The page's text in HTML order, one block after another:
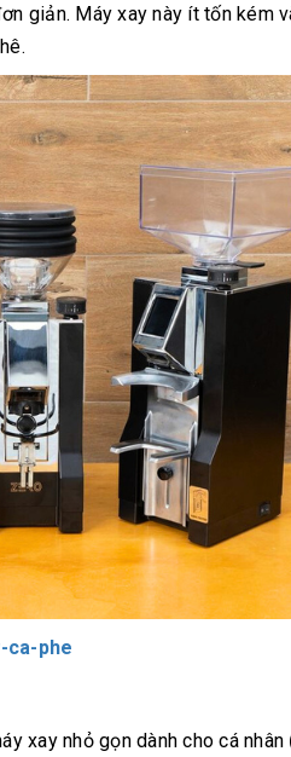
giản. Máy xay này ít tốn kém
ca-phe
xay nhỏ gọn dành cho cá nhân